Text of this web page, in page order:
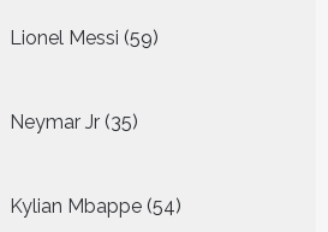
Lionel Messi 59
producten
Neymar Jr 35
producten
Kylian Mbappe 54
producten